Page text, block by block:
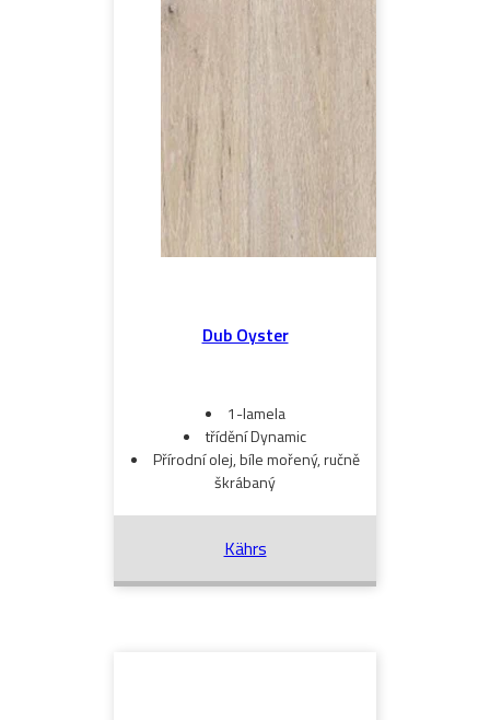
Dub Oyster
1-lamela
třídění Dynamic
Přírodní olej, bíle mořený, ručně
škrábaný
Kährs